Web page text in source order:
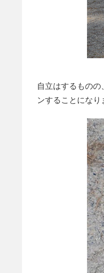
自立はするもの
ンすることになり